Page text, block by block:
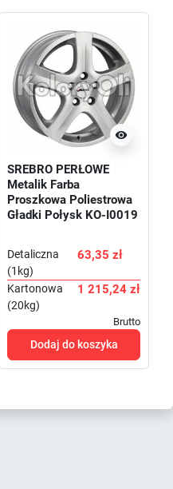

SREBRO PERŁOWE
Metalik Farba
Proszkowa Poliestrowa
Gładki Połysk KO-I0019
Detaliczna
(1kg)
63,35 zł
Kartonowa
(20kg)
1 215,24 zł
Brutto
Dodaj do koszyka